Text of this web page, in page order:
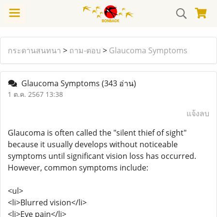
กระดานสนทนา > ถาม-ตอบ > Glaucoma Symptoms
Glaucoma Symptoms (343 อ่าน)
1 ต.ค. 2567 13:38
แจ้งลบ
Glaucoma is often called the "silent thief of sight"
because it usually develops without noticeable
symptoms until significant vision loss has occurred.
However, common symptoms include:
<ul>
<li>Blurred vision</li>
<li>Eye pain</li>